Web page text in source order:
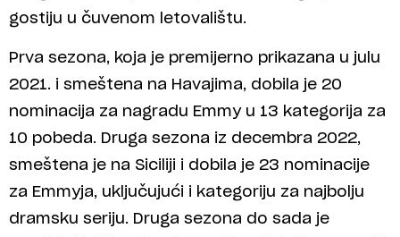
gostiju u čuvenom letovalištu.
Prva sezona, koja je premijerno prikazana u julu
2021. i smeštena na Havajima, dobila je 20
nominacija za nagradu Emmy u 13 kategorija za
10 pobeda. Druga sezona iz decembra 2022,
smeštena je na Siciliji i dobila je 23 nominacije
za Emmyja, uključujući i kategoriju za najbolju
dramsku seriju. Druga sezona do sada je